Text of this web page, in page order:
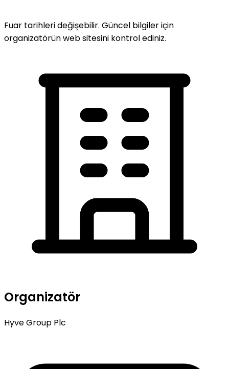
Fuar tarihleri değişebilir. Güncel bilgiler için
organizatörün web sitesini kontrol ediniz.
Organizatör
Hyve Group Plc